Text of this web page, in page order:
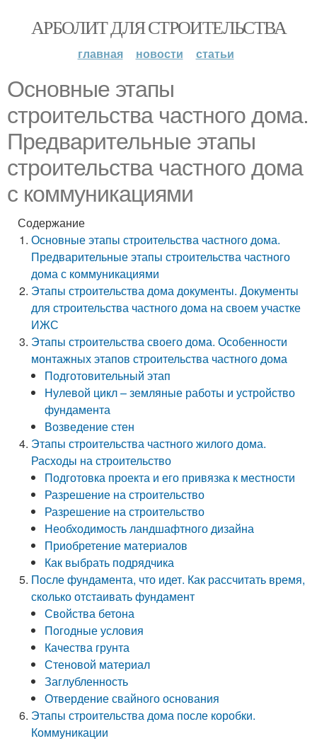
АРБОЛИТ ДЛЯ СТРОИТЕЛЬСТВА
главная новости статьи
Основные этапы
строительства частного дома.
Предварительные этапы
строительства частного дома
с коммуникациями
Содержание
Основные этапы строительства частного дома.
Предварительные этапы строительства частного
дома с коммуникациями
Этапы строительства дома документы. Документы
для строительства частного дома на своем участке
ИЖС
Этапы строительства своего дома. Особенности
монтажных этапов строительства частного дома
Подготовительный этап
Нулевой цикл – земляные работы и устройство
фундамента
Возведение стен
Этапы строительства частного жилого дома.
Расходы на строительство
Подготовка проекта и его привязка к местности
Разрешение на строительство
Разрешение на строительство
Необходимость ландшафтного дизайна
Приобретение материалов
Как выбрать подрядчика
После фундамента, что идет. Как рассчитать время,
сколько отстаивать фундамент
Свойства бетона
Погодные условия
Качества грунта
Стеновой материал
Заглубленность
Отвердение свайного основания
Этапы строительства дома после коробки.
Коммуникации